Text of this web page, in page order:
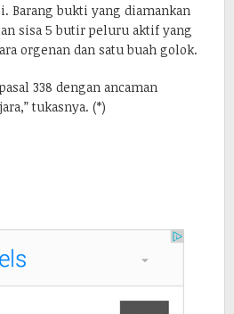
Barang bukti yang diamankan
sisa 5 butir peluru aktif yang
orgenan dan satu buah golok.
338 dengan ancaman
tukasnya. (*)